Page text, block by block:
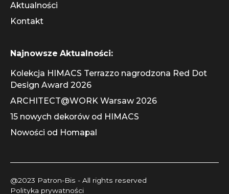
Aktualności
Kontakt
Najnowsze Aktualności:
Kolekcja HIMACS Terrazzo nagrodzona Red Dot
Design Award 2026
ARCHITECT@WORK Warsaw 2026
15 nowych dekorów od HIMACS
Nowości od Homapal
@2023 Patron-Bis - All rights reserved
Polityka prywatności